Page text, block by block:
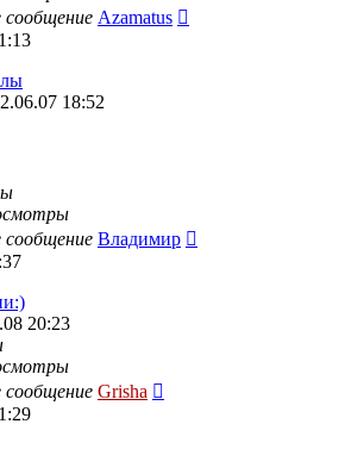
сообщение Azamatus
18:52
сообщение Владимир
20:23
сообщение Grisha